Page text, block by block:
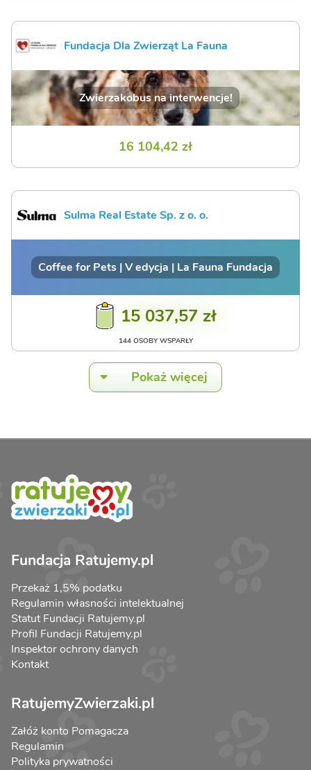
Fundacja Dla Zwierząt La Fauna
Zwierzakobus na interwencje!
16 104,42 zł
Sulma Real Estate Sp. z o. o.
Coffee for Pets | V edycja | La Fauna Fundacja
15 037,57 zł
144 OSOBY WSPARŁY
Pokaż więcej
Fundacja Ratujemy.pl
Przekaż 1,5% podatku
Regulamin własności intelektualnej
Statut Fundacji Ratujemy.pl
Profil Fundacji Ratujemy.pl
Inspektor ochrony danych
Kontakt
RatujemyZwierzaki.pl
Załóż konto Pomagacza
Regulamin
Polityka prywatności